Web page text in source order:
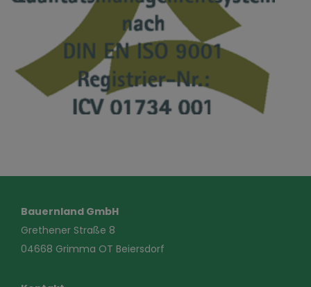
Bauernland GmbH
Grethener Straße 8
04668 Grimma OT Beiersdorf